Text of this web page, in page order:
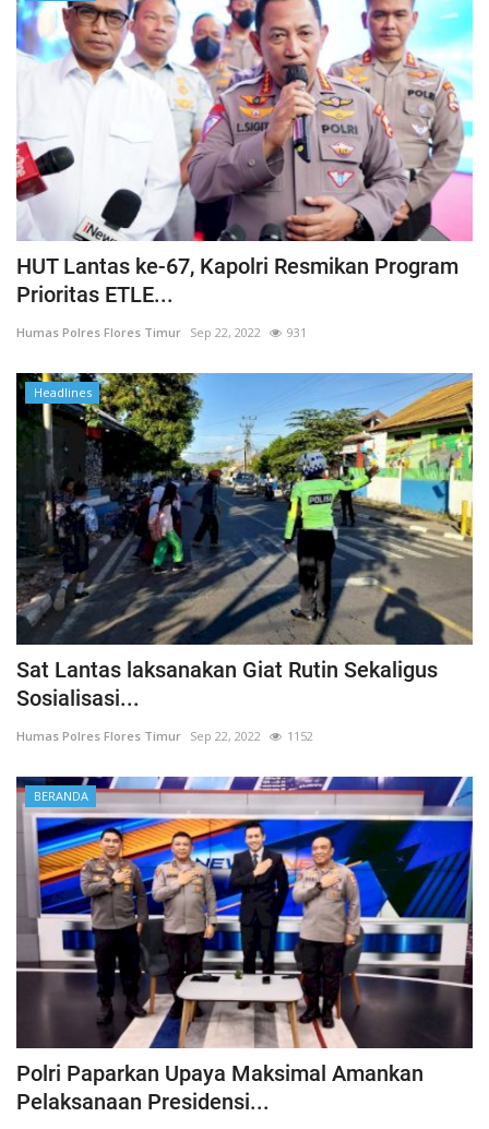
HUT Lantas ke-67, Kapolri Resmikan Program
Prioritas ETLE...
Humas Polres Flores Timur Sep 22, 2022 931
Headlines
Sat Lantas laksanakan Giat Rutin Sekaligus
Sosialisasi...
Humas Polres Flores Timur Sep 22, 2022 1152
BERANDA
Polri Paparkan Upaya Maksimal Amankan
Pelaksanaan Presidensi...